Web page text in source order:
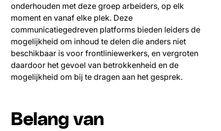
onderhouden met deze groep arbeiders, op elk
moment en vanaf elke plek. Deze
communicatiegedreven platforms bieden leiders de
mogelijkheid om inhoud te delen die anders niet
beschikbaar is voor frontliniewerkers, en vergroten
daardoor het gevoel van betrokkenheid en de
mogelijkheid om bij te dragen aan het gesprek.
Belang van